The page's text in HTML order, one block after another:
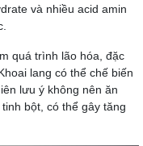
và nhiều acid amin
quá trình lão hóa, đặc
lang có thể chế biến
lưu ý không nên ăn
bột, có thể gây tăng